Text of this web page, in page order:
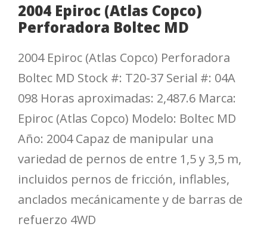
2004 Epiroc (Atlas Copco)
Perforadora Boltec MD
2004 Epiroc (Atlas Copco) Perforadora
Boltec MD Stock #: T20-37 Serial #: 04A
098 Horas aproximadas: 2,487.6 Marca:
Epiroc (Atlas Copco) Modelo: Boltec MD
Año: 2004 Capaz de manipular una
variedad de pernos de entre 1,5 y 3,5 m,
incluidos pernos de fricción, inflables,
anclados mecánicamente y de barras de
refuerzo 4WD